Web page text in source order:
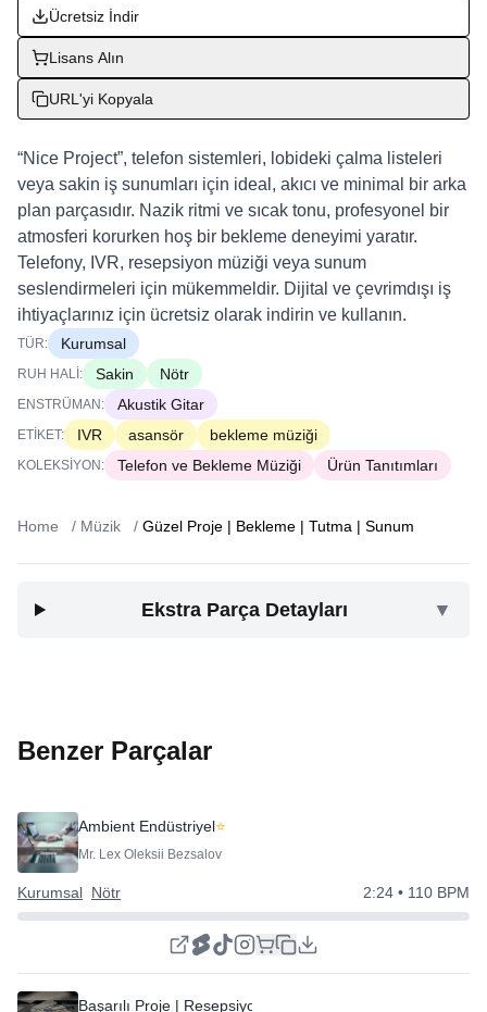
Ücretsiz İndir
Lisans Alın
URL'yi Kopyala
“Nice Project”, telefon sistemleri, lobideki çalma listeleri
veya sakin iş sunumları için ideal, akıcı ve minimal bir arka
plan parçasıdır. Nazik ritmi ve sıcak tonu, profesyonel bir
atmosferi korurken hoş bir bekleme deneyimi yaratır.
Telefony, IVR, resepsiyon müziği veya sunum
seslendirmeleri için mükemmeldir. Dijital ve çevrimdışı iş
ihtiyaçlarınız için ücretsiz olarak indirin ve kullanın.
TÜR: Kurumsal
RUH HALI: Sakin Nötr
ENSTRÜMAN: Akustik Gitar
ETIKET: IVR asansör bekleme müziği
KOLEKSIYON: Telefon ve Bekleme Müziği Ürün Tanıtımları
Home / Müzik / Güzel Proje | Bekleme | Tutma | Sunum
Ekstra Parça Detayları ▼
Benzer Parçalar
Ambient Endüstriyel⭐
Mr. Lex Oleksii Bezsalov
Kurumsal Nötr 2:24 • 110 BPM
Başarılı Proje | Resepsiyon Tutun